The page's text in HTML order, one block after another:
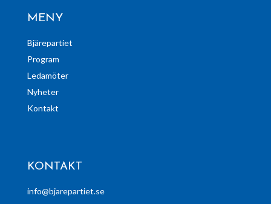
MENY
Bjärepartiet
Program
Ledamöter
Nyheter
Kontakt
KONTAKT
info@bjarepartiet.se